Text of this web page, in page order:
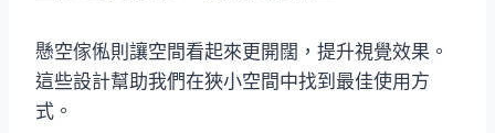
懸空傢俬則讓空間看起來更開闊，提升視覺效果。
這些設計幫助我們在狹小空間中找到最佳使用方
式。